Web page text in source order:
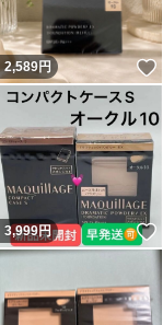
2,589円
3,999円